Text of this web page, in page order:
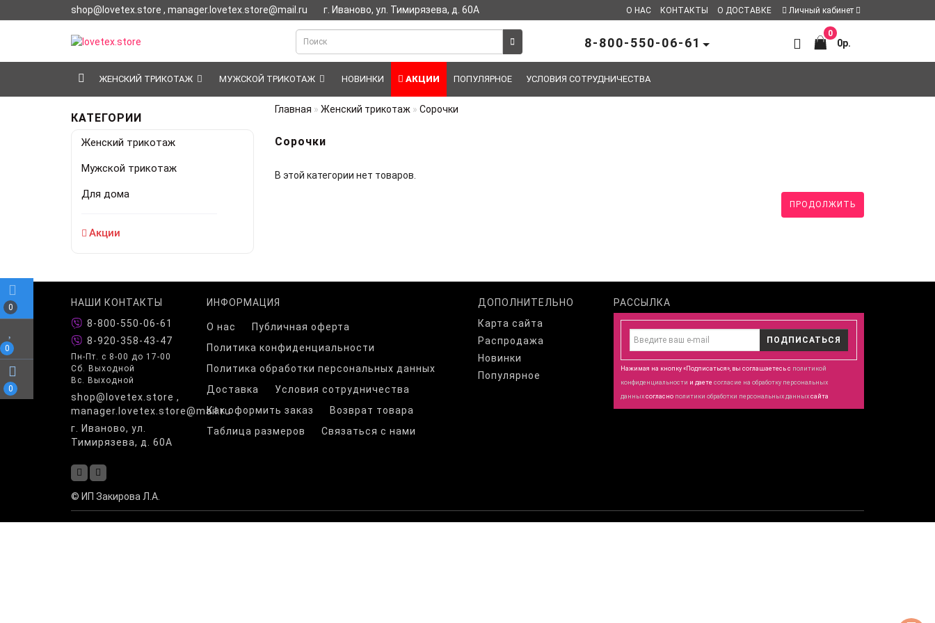
0
0
0
shop@lovetex.store , manager.lovetex.store@mail.ru г. Иваново, ул. Тимирязева, д. 60А О НАС КОНТАКТЫ О ДОСТАВКЕ Личный кабинет
0
0р.
8-800-550-06-61
ЖЕНСКИЙ ТРИКОТАЖ МУЖСКОЙ ТРИКОТАЖ НОВИНКИ АКЦИИ ПОПУЛЯРНОЕ УСЛОВИЯ СОТРУДНИЧЕСТВА
КАТЕГОРИИ
Женский трикотаж
Мужской трикотаж
Для дома
Акции
Главная Женский трикотаж Сорочки
Сорочки
В этой категории нет товаров.
ПРОДОЛЖИТЬ
НАШИ КОНТАКТЫ
8-800-550-06-61
8-920-358-43-47
Пн-Пт. с 8-00 до 17-00
Сб. Выходной
Вс. Выходной
shop@lovetex.store ,
manager.lovetex.store@mail.ru
г. Иваново, ул.
Тимирязева, д. 60А
ИНФОРМАЦИЯ
О нас
Публичная оферта
Политика конфиденциальности
Политика обработки персональных данных
Доставка
Условия сотрудничества
Как оформить заказ
Возврат товара
Таблица размеров
Связаться с нами
ДОПОЛНИТЕЛЬНО
Карта сайта
Распродажа
Новинки
Популярное
РАССЫЛКА
ПОДПИСАТЬСЯ
Нажимая на кнопку «Подписаться», вы соглашаетесь с политикой
конфиденциальности и даете согласие на обработку персональных
данных согласно политики обработки персональных данных сайта
© ИП Закирова Л.А.